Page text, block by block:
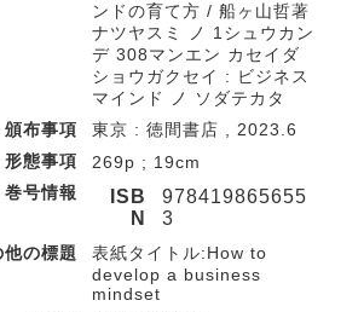
ンドの育て方 / 船ヶ山哲著
ナツヤスミ ノ 1シュウカン
デ 308マンエン カセイダ
ショウガクセイ : ビジネス
マインド ノ ソダテカタ
頒布事項
東京 : 徳間書店 , 2023.6
形態事項
269p ; 19cm
巻号情報
ISB
N
978419865655
3
他の標題
表紙タイトル:How to
develop a business
mindset